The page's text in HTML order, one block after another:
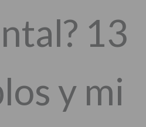
13
y mi